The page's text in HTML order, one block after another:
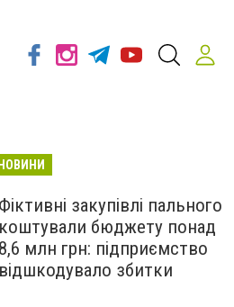
Фіктивні закупівлі пального
коштували бюджету понад
8,6 млн грн: підприємство
відшкодувало збитки